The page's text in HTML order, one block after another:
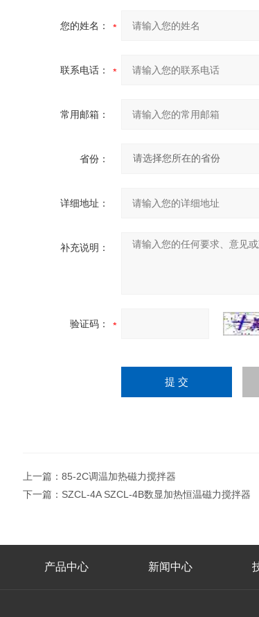
您的姓名：
联系电话：
常用邮箱：
省份：
详细地址：
补充说明：
验证码：
上一篇： 85-2C调温加热磁力搅拌器
下一篇： SZCL-4A SZCL-4B数显加热恒温磁力搅拌器
产品中心 新闻中心